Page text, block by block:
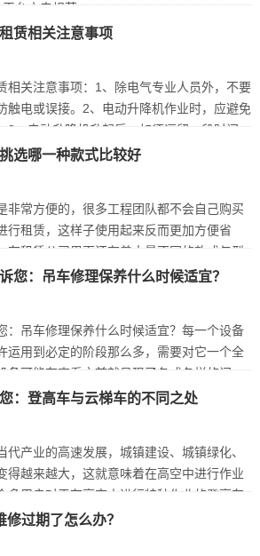
台充电规范：
赁相关注意事项
相关注意事项：1、除电气专业人员外，不要
触电或误接。2、电动升降机作业时，应避免
3、电动升降机升起后，如须逗留一段时间，
选哪一种款式比较好
非常方便的，很多工程团队都不会自己购买
行租赁，这样子使用起来反而更加方便省
在租赁公司里面还有着大量不同的款式与型
您：吊车修理保养什么时候适宜？
：吊车修理保养什么时候适宜？每一个设备
运用到必定的阶段那么多，需要对它一个全
备可能在查看之前就呈现了各式各样的问
：登高车与云梯车的不同之处
代产业的高速发展，城镇建设、城镇绿化、
得越来越大，这就意味着在高空中进行作业
多用户对于在高空中进行特种作业的登高车
过期了怎么办？